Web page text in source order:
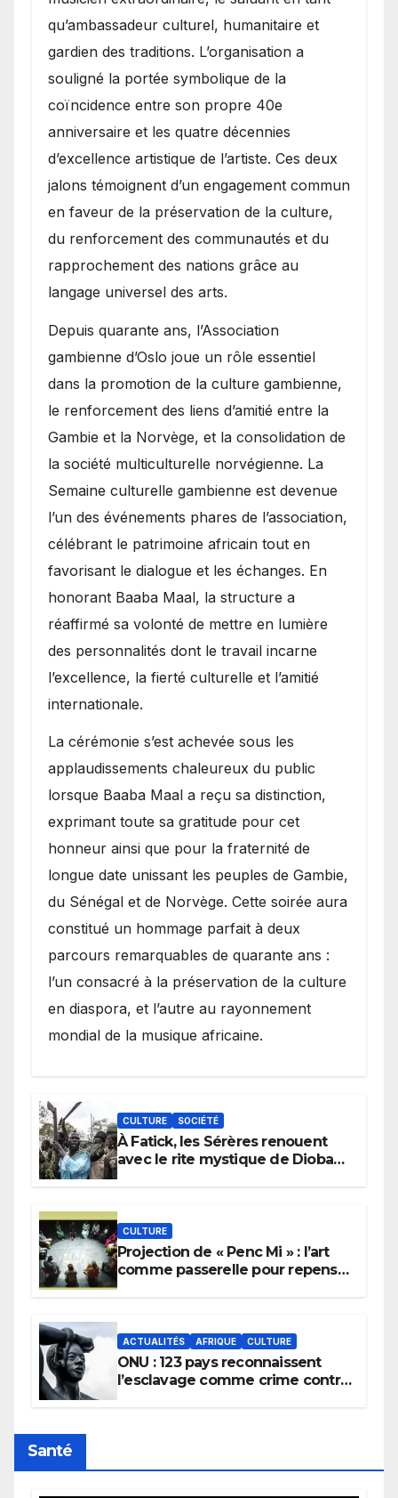
qu’ambassadeur culturel, humanitaire et
gardien des traditions. L’organisation a
souligné la portée symbolique de la
coïncidence entre son propre 40e
anniversaire et les quatre décennies
d’excellence artistique de l’artiste. Ces deux
jalons témoignent d’un engagement commun
en faveur de la préservation de la culture,
du renforcement des communautés et du
rapprochement des nations grâce au
langage universel des arts.
​Depuis quarante ans, l’Association
gambienne d’Oslo joue un rôle essentiel
dans la promotion de la culture gambienne,
le renforcement des liens d’amitié entre la
Gambie et la Norvège, et la consolidation de
la société multiculturelle norvégienne. La
Semaine culturelle gambienne est devenue
l’un des événements phares de l’association,
célébrant le patrimoine africain tout en
favorisant le dialogue et les échanges. En
honorant Baaba Maal, la structure a
réaffirmé sa volonté de mettre en lumière
des personnalités dont le travail incarne
l’excellence, la fierté culturelle et l’amitié
internationale.
​La cérémonie s’est achevée sous les
applaudissements chaleureux du public
lorsque Baaba Maal a reçu sa distinction,
exprimant toute sa gratitude pour cet
honneur ainsi que pour la fraternité de
longue date unissant les peuples de Gambie,
du Sénégal et de Norvège. Cette soirée aura
constitué un hommage parfait à deux
parcours remarquables de quarante ans :
l’un consacré à la préservation de la culture
en diaspora, et l’autre au rayonnement
mondial de la musique africaine.
CULTURE SOCIÉTÉ
À Fatick, les Sérères renouent
avec le rite mystique de Diobaye
CULTURE
Projection de « Penc Mi » : l’art
comme passerelle pour repenser
ACTUALITÉS AFRIQUE CULTURE
ONU : 123 pays reconnaissent
l’esclavage comme crime contre
Santé